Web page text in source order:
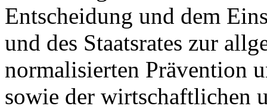
Entscheidung und dem
und des Staatsrates zur
normalisierten Prävention
sowie der wirtschaftlichen